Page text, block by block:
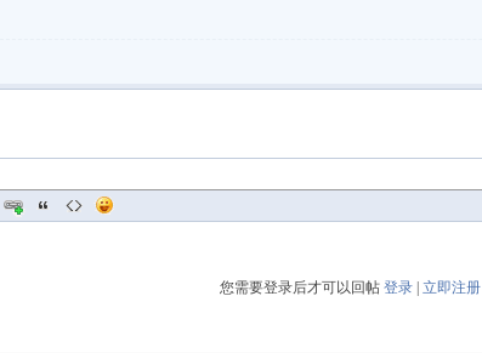
您需要登录后才可以回帖 登录 立即注册